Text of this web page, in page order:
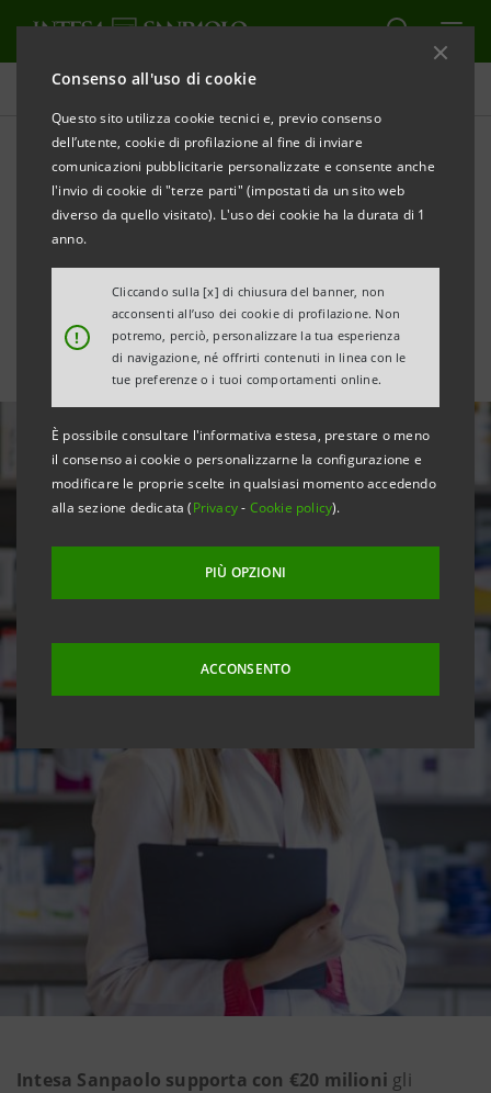
Consenso all'uso di cookie
Questo sito utilizza cookie tecnici e, previo consenso
dell’utente, cookie di profilazione al fine di inviare
comunicazioni pubblicitarie personalizzate e consente anche
l'invio di cookie di "terze parti" (impostati da un sito web
diverso da quello visitato). L'uso dei cookie ha la durata di 1
anno.
!
Cliccando sulla [x] di chiusura del banner, non
acconsenti all’uso dei cookie di profilazione. Non
potremo, perciò, personalizzare la tua esperienza
di navigazione, né offrirti contenuti in linea con le
tue preferenze o i tuoi comportamenti online.
È possibile consultare l'informativa estesa, prestare o meno
il consenso ai cookie o personalizzarne la configurazione e
modificare le proprie scelte in qualsiasi momento accedendo
alla sezione dedicata (Privacy- Cookie policy).
PIÙ OPZIONI
ACCONSENTO
Tutte le news
Da Intesa Sanpaolo €20 mln
a Coswell per investimenti
ESG
Intesa Sanpaolo supporta con €20 milioni gli